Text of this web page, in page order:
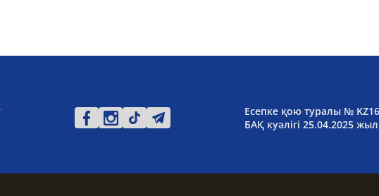
Есепке қою туралы №
БАҚ куәлігі 25.04.2025